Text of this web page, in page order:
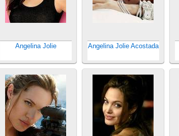
Angelina Jolie Angelina Jolie Acostada